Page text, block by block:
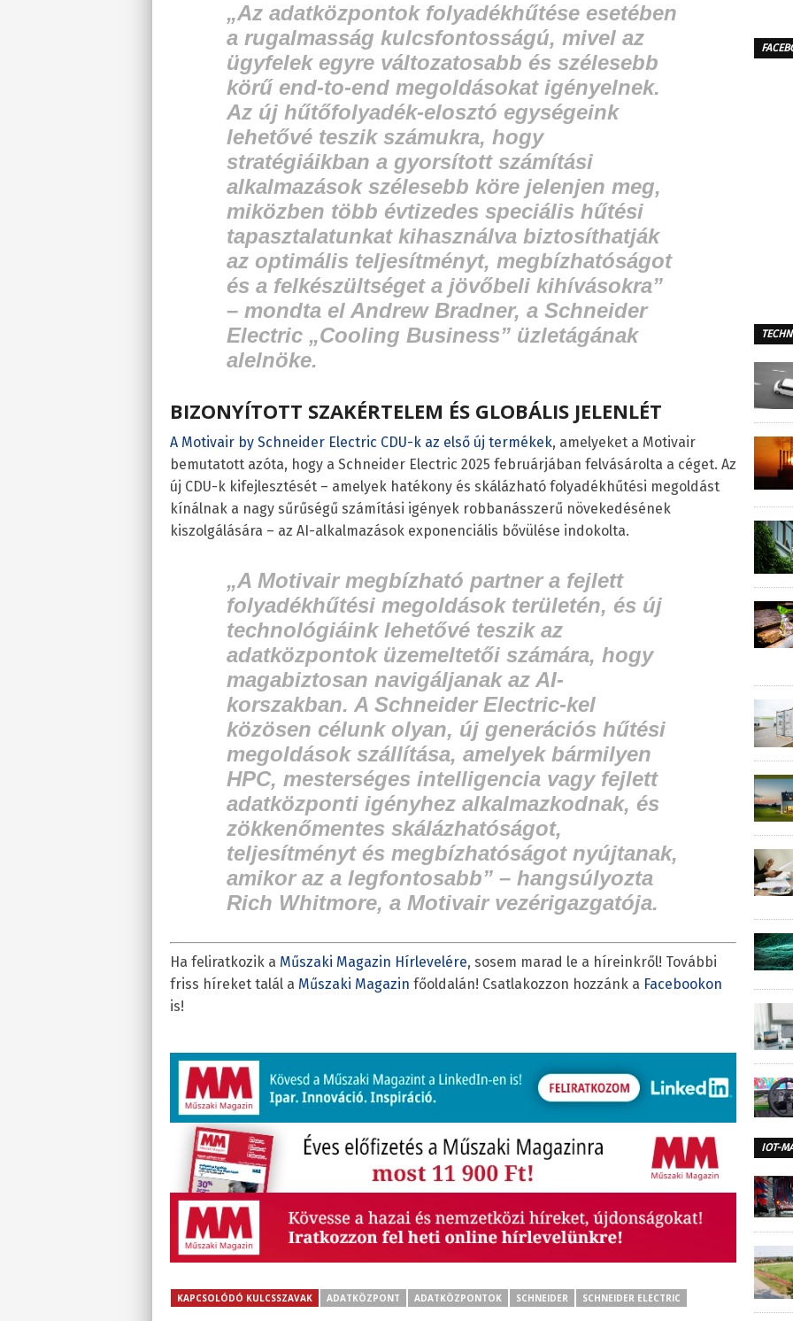
„Az adatközpontok folyadékhűtése esetében
a rugalmasság kulcsfontosságú, mivel az
ügyfelek egyre változatosabb és szélesebb
körű end-to-end megoldásokat igényelnek.
Az új hűtőfolyadék-elosztó egységeink
lehetővé teszik számukra, hogy
stratégiáikban a gyorsított számítási
alkalmazások szélesebb köre jelenjen meg,
miközben több évtizedes speciális hűtési
tapasztalatunkat kihasználva biztosíthatják
az optimális teljesítményt, megbízhatóságot
és a felkészültséget a jövőbeli kihívásokra”
– mondta el Andrew Bradner, a Schneider
Electric „Cooling Business” üzletágának
alelnöke.
BIZONYÍTOTT SZAKÉRTELEM ÉS GLOBÁLIS JELENLÉT
A Motivair by Schneider Electric CDU-k az első új termékek, amelyeket a Motivair
bemutatott azóta, hogy a Schneider Electric 2025 februárjában felvásárolta a céget. Az
új CDU-k kifejlesztését – amelyek hatékony és skálázható folyadékhűtési megoldást
kínálnak a nagy sűrűségű számítási igények robbanásszerű növekedésének
kiszolgálására – az AI-alkalmazások exponenciális bővülése indokolta.
„A Motivair megbízható partner a fejlett
folyadékhűtési megoldások területén, és új
technológiáink lehetővé teszik az
adatközpontok üzemeltetői számára, hogy
magabiztosan navigáljanak az AI-
korszakban. A Schneider Electric-kel
közösen célunk olyan, új generációs hűtési
megoldások szállítása, amelyek bármilyen
HPC, mesterséges intelligencia vagy fejlett
adatközponti igényhez alkalmazkodnak, és
zökkenőmentes skálázhatóságot,
teljesítményt és megbízhatóságot nyújtanak,
amikor az a legfontosabb” – hangsúlyozta
Rich Whitmore, a Motivair vezérigazgatója.
Ha feliratkozik a Műszaki Magazin Hírlevelére, sosem marad le a híreinkről! További
friss híreket talál a Műszaki Magazin főoldalán! Csatlakozzon hozzánk a Facebookon
is!
KAPCSOLÓDÓ KULCSSZAVAK ADATKÖZPONT ADATKÖZPONTOK SCHNEIDER SCHNEIDER ELECTRIC
IOT-